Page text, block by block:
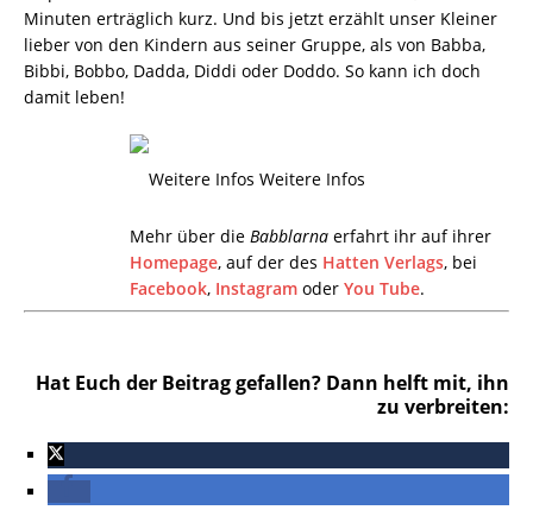
Minuten erträglich kurz. Und bis jetzt erzählt unser Kleiner
lieber von den Kindern aus seiner Gruppe, als von Babba,
Bibbi, Bobbo, Dadda, Diddi oder Doddo. So kann ich doch
damit leben!
Weitere Infos
Mehr über die Babblarna erfahrt ihr auf ihrer
Homepage, auf der des Hatten Verlags, bei
Facebook, Instagram oder You Tube.
Hat Euch der Beitrag gefallen? Dann helft mit, ihn
zu verbreiten: